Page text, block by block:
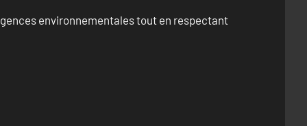
environnementales tout en respectant